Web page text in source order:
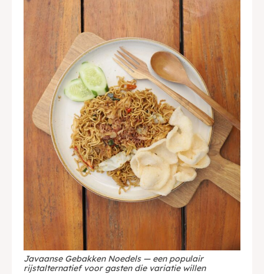
Javaanse Gebakken Noedels — een populair
rijstalternatief voor gasten die variatie willen